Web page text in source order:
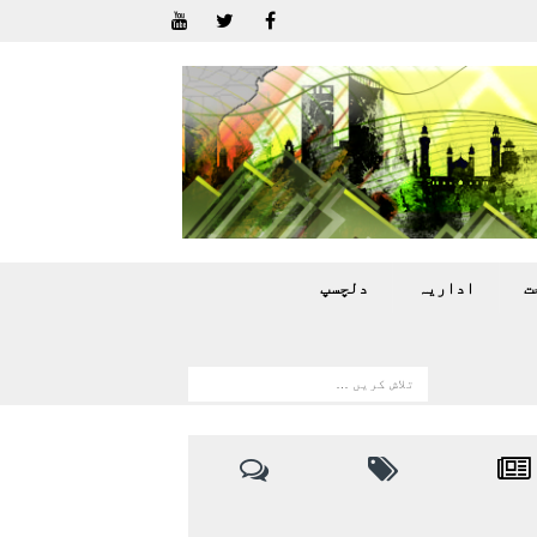
اداريہ دلچسپ